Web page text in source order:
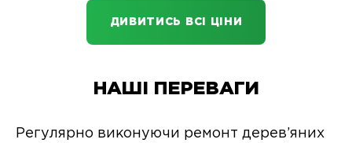
ДИВИТИСЬ ВСІ ЦІНИ
НАШІ ПЕРЕВАГИ
Регулярно виконуючи ремонт дерев’яних